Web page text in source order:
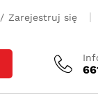
/ Zarejestruj się
650zł